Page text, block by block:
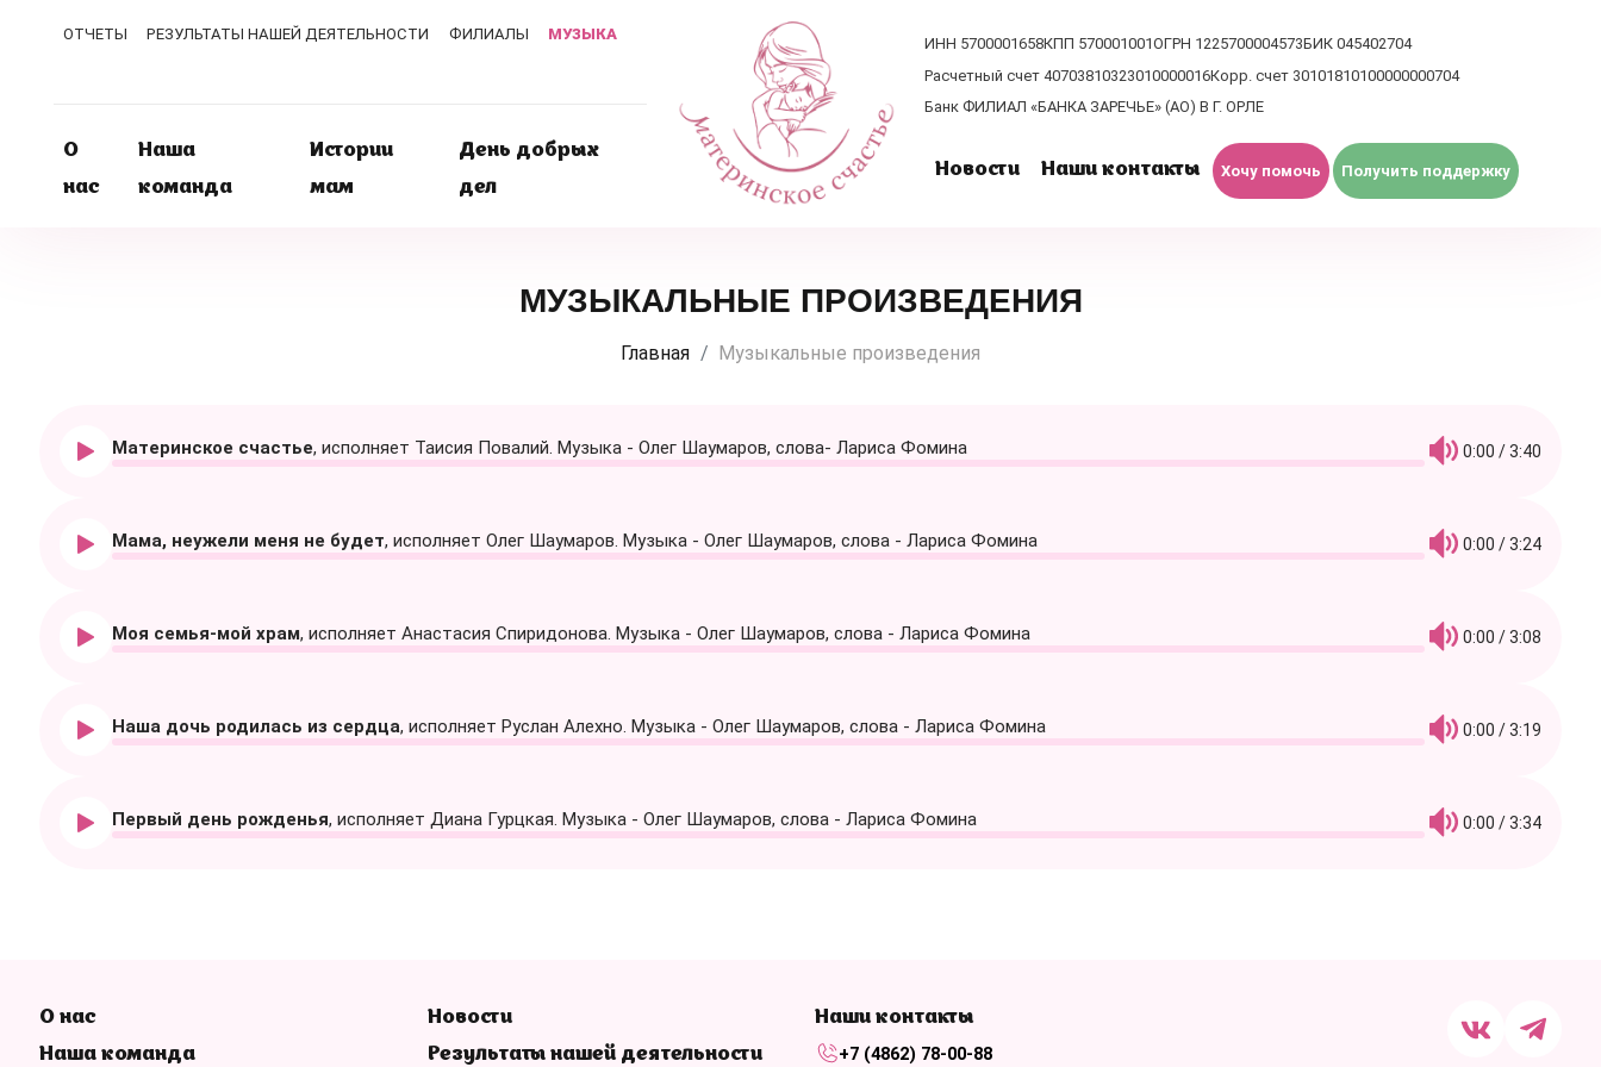
ОТЧЕТЫ РЕЗУЛЬТАТЫ НАШЕЙ ДЕЯТЕЛЬНОСТИ ФИЛИАЛЫ МУЗЫКА
О
нас
Наша
команда
Истории
мам
День добрых
дел
ИНН 5700001658КПП 570001001ОГРН 1225700004573БИК 045402704
Расчетный счет 40703810323010000016Корр. счет 30101810100000000704
Банк ФИЛИАЛ «БАНКА ЗАРЕЧЬЕ» (АО) В Г. ОРЛЕ
Новости Наши контакты Хочу помочь Получить поддержку
МУЗЫКАЛЬНЫЕ ПРОИЗВЕДЕНИЯ
Главная Музыкальные произведения
Материнское счастье, исполняет Таисия Повалий. Музыка - Олег Шаумаров, слова- Лариса Фомина 0:00 / 3:40
Мама, неужели меня не будет, исполняет Олег Шаумаров. Музыка - Олег Шаумаров, слова - Лариса Фомина 0:00 / 3:24
Моя семья-мой храм, исполняет Анастасия Спиридонова. Музыка - Олег Шаумаров, слова - Лариса Фомина 0:00 / 3:08
Наша дочь родилась из сердца, исполняет Руслан Алехно. Музыка - Олег Шаумаров, слова - Лариса Фомина 0:00 / 3:19
Первый день рожденья, исполняет Диана Гурцкая. Музыка - Олег Шаумаров, слова - Лариса Фомина 0:00 / 3:34
О нас
Наша команда
Новости
Результаты нашей деятельности
Наши контакты
+7 (4862) 78-00-88